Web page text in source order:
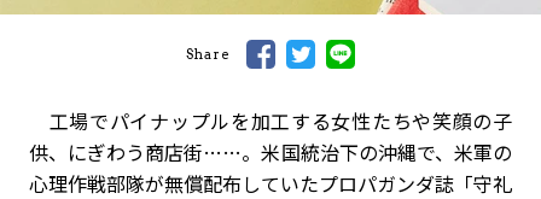
Share
工場でパイナップルを加工する女性たちや笑顔の子
供、にぎわう商店街……。米国統治下の沖縄で、米軍の
心理作戦部隊が無償配布していたプロパガンダ誌「守礼